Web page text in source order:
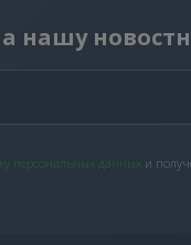
нашу
персональных данных и